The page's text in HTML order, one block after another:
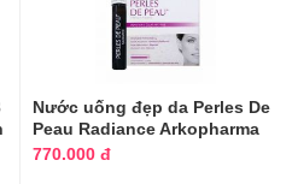
Nước uống đẹp da Perles De
Peau Radiance Arkopharma
Pháp
770.000 đ